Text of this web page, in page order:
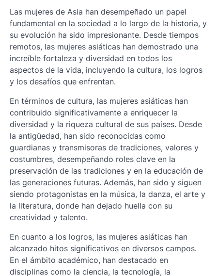
Las mujeres de Asia han desempeñado un papel
fundamental en la sociedad a lo largo de la historia, y
su evolución ha sido impresionante. Desde tiempos
remotos, las mujeres asiáticas han demostrado una
increíble fortaleza y diversidad en todos los
aspectos de la vida, incluyendo la cultura, los logros
y los desafíos que enfrentan.
En términos de cultura, las mujeres asiáticas han
contribuido significativamente a enriquecer la
diversidad y la riqueza cultural de sus países. Desde
la antigüedad, han sido reconocidas como
guardianas y transmisoras de tradiciones, valores y
costumbres, desempeñando roles clave en la
preservación de las tradiciones y en la educación de
las generaciones futuras. Además, han sido y siguen
siendo protagonistas en la música, la danza, el arte y
la literatura, donde han dejado huella con su
creatividad y talento.
En cuanto a los logros, las mujeres asiáticas han
alcanzado hitos significativos en diversos campos.
En el ámbito académico, han destacado en
disciplinas como la ciencia, la tecnología, la